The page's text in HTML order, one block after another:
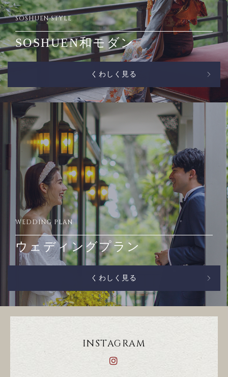
SOSHUEN STYLE
SOSHUEN和モダン
くわしく見る
WEDDING PLAN
ウェディングプラン
くわしく見る
INSTAGRAM